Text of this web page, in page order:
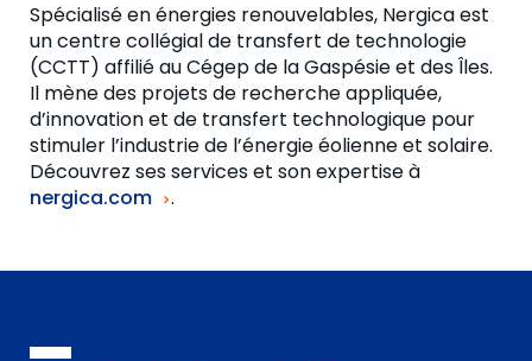
Spécialisé en énergies renouvelables, Nergica est
un centre collégial de transfert de technologie
(CCTT) affilié au Cégep de la Gaspésie et des Îles.
Il mène des projets de recherche appliquée,
d’innovation et de transfert technologique pour
stimuler l’industrie de l’énergie éolienne et solaire.
Découvrez ses services et son expertise à
nergica.com
.